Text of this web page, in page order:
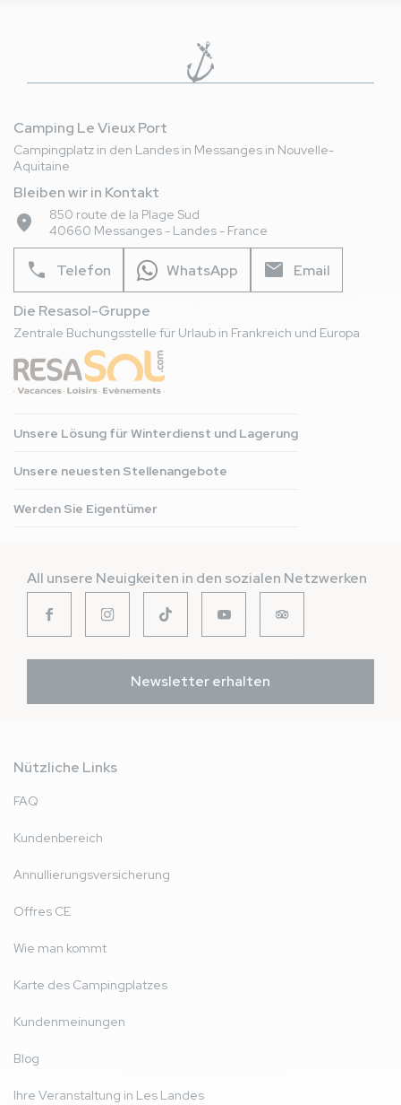
Camping Le Vieux Port
Campingplatz in den Landes in Messanges in Nouvelle-
Aquitaine
Bleiben wir in Kontakt
place
850 route de la Plage Sud
40660 Messanges - Landes - France
phone Telefon WhatsApp mail Email
Die Resasol-Gruppe
Zentrale Buchungsstelle für Urlaub in Frankreich und Europa
Unsere Lösung für Winterdienst und Lagerung
Unsere neuesten Stellenangebote
Werden Sie Eigentümer
All unsere Neuigkeiten in den sozialen Netzwerken
Newsletter erhalten
Nützliche Links
FAQ
Kundenbereich
Annullierungsversicherung
Offres CE
Wie man kommt
Karte des Campingplatzes
Kundenmeinungen
Blog
Ihre Veranstaltung in Les Landes